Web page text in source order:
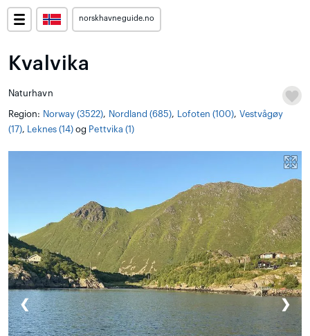
norskhavneguide.no
Kvalvika
Naturhavn
Region: Norway (3522), Nordland (685), Lofoten (100), Vestvågøy
(17), Leknes (14) og Pettvika (1)
❮ ❯